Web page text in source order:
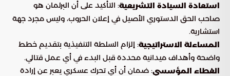
استعادة السيادة التشريعية: التأكيد على أن البرلمان هو
صاحب الحق الدستوري الأصيل في إعلان الحروب، وليس مجرد جهة
استشارية.
المساءلة الاستراتيجية: إلزام السلطة التنفيذية بتقديم خطط
واضحة وأهداف ميدانية محددة قبل البدء في أي عمل قتالي.
الغطاء المؤسسي: ضمان أن أي تحرك عسكري يعبر عن إرادة